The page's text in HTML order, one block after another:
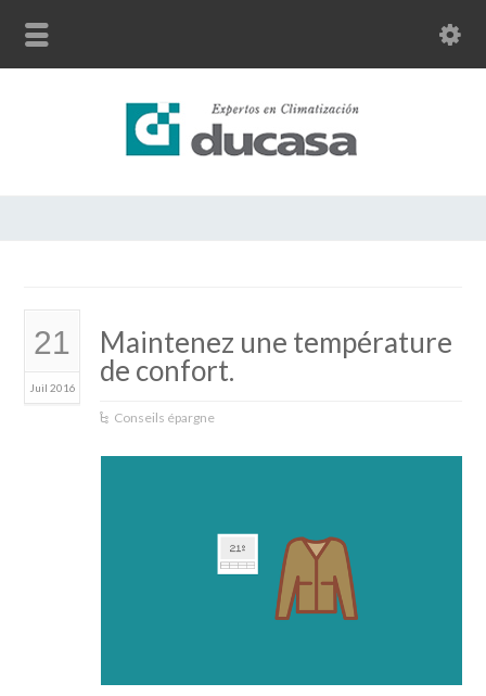
21
Juil 2016
Maintenez une température
de confort.
Conseils épargne